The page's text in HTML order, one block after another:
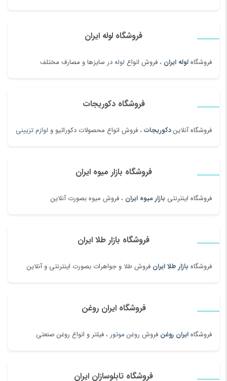
فروشگاه لوله ایران
فروشگاهلوله ایران ، فروش انواع لولهدر سایزها و مصارف مختلف
فروشگاه دکوریجات
فروشگاه آنلایندکوریجات ، فروش انواع محصولات دکوراتیو و لوازم تزیینی
فروشگاه بازار میوه ایران
فروشگاه اینترنتی بازار میوه ایران ، فروش میوهبصورت آنلاین
فروشگاه بازار طلا ایران
فروشگاه بازار طلا ایران فروشطلا و جواهرات بصورت اینترنتی و آنلاین
فروشگاه ایران روغن
فروشگاهایران روغن فروش روغن موتور ، فیلتر و انواع روغن صنعتی
فروشگاه تابلوسازان ایران